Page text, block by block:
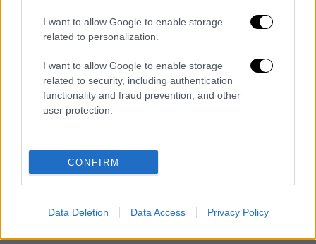
I want to allow Google to enable storage
related to personalization.
I want to allow Google to enable storage
related to security, including authentication
functionality and fraud prevention, and other
user protection.
CONFIRM
Data Deletion Data Access Privacy Policy
γραφειοκρατία, η οποία έχει κάνει- κυρίως
τη ζωή του εκπαιδευτικού προσωπικού-
μαρτυρική και βέβαια να στηρίξει τη νέα
γενιά. Φυσικά, όλοι περιμένουν να
προχωρήσει και τις διαδικασίες για την
υλοποίηση της υπόσχεσης του
μισθολογικών απολαβών του διδακτικού
προσωπικού.
Το χρονοδιάγραμμα των πρώτων